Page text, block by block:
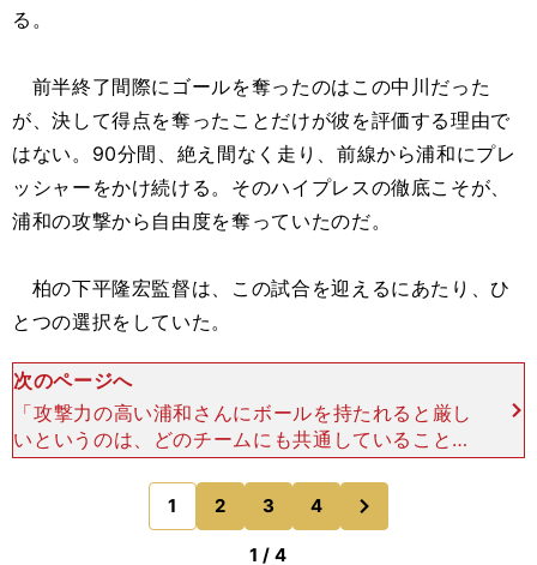
る。
前半終了間際にゴールを奪ったのはこの中川だった
が、決して得点を奪ったことだけが彼を評価する理由で
はない。90分間、絶え間なく走り、前線から浦和にプレ
ッシャーをかけ続ける。そのハイプレスの徹底こそが、
浦和の攻撃から自由度を奪っていたのだ。
柏の下平隆宏監督は、この試合を迎えるにあたり、ひ
とつの選択をしていた。
次のページへ
「攻撃力の高い浦和さんにボールを持たれると厳し
いというのは、どのチームにも共通していること。
その浦和さんにいかにボールを持たせないか。その
ために、プレッシャーをかけ続けることを選択しま
した」 後方にブ
1 2 3 4
のページへ
1 / 4